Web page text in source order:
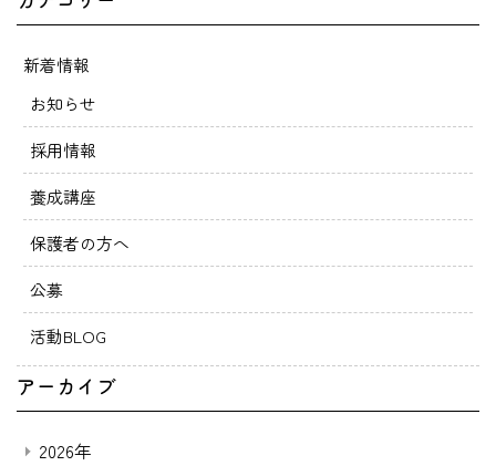
新着情報
お知らせ
採用情報
養成講座
保護者の方へ
公募
活動BLOG
アーカイブ
2026年